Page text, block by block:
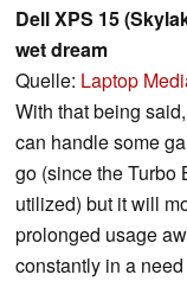
Dell XPS 15
wet dream
Quelle: Laptop
With that being
can handle some
go (since the Turbo
utilized) but it will
prolonged usage
constantly in a